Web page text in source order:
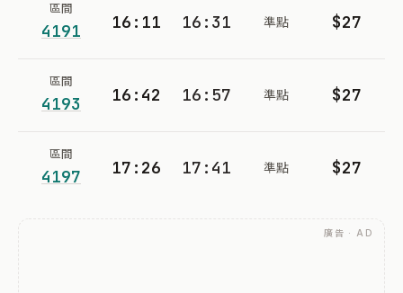
區間
4191 16:11 16:31 準點 $27
區間
4193 16:42 16:57 準點 $27
區間
4197 17:26 17:41 準點 $27
廣告 · AD